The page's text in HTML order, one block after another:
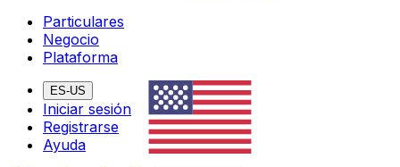
Particulares
Negocio
Plataforma
ES-US
Iniciar sesión
Registrarse
Ayuda